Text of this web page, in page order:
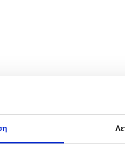
her women's singles first-